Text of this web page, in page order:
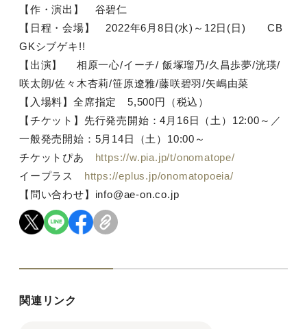
【作・演出】 谷碧仁
【日程・会場】 2022年6月8日(水)～12日(日) CB
GKシブゲキ!!
【出演】 相原一心/イーチ/ 飯塚瑠乃/久昌歩夢/洸瑛/
咲太朗/佐々木杏莉/笹原遼雅/藤咲碧羽/矢嶋由菜
【入場料】全席指定 5,500円（税込）
【チケット】先行発売開始：4月16日（土）12:00～／
一般発売開始：5月14日（土）10:00～
チケットぴあ https://w.pia.jp/t/onomatope/
イープラス https://eplus.jp/onomatopoeia/
【問い合わせ】info@ae-on.co.jp
関連リンク